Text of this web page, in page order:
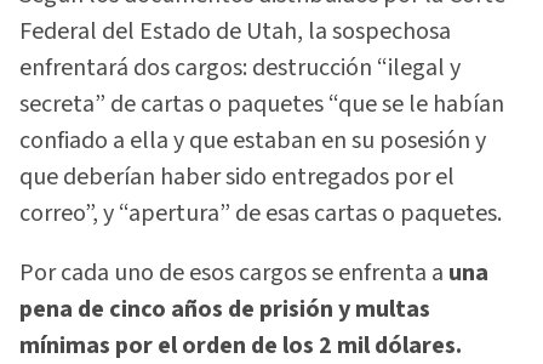
Federal del Estado de Utah, la sospechosa
enfrentará dos cargos: destrucción “ilegal y
secreta” de cartas o paquetes “que se le habían
confiado a ella y que estaban en su posesión y
que deberían haber sido entregados por el
correo”, y “apertura” de esas cartas o paquetes.
Por cada uno de esos cargos se enfrenta a una
pena de cinco años de prisión y multas
mínimas por el orden de los 2 mil dólares.